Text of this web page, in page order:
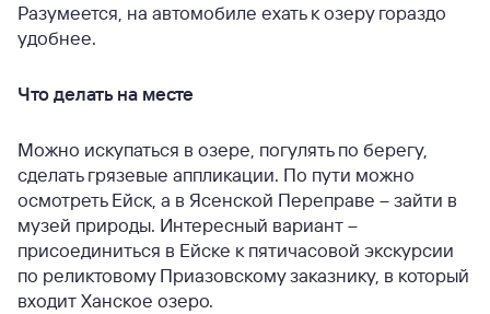
Разумеется, на автомобиле ехать к озеру гораздо
удобнее.
Что делать на месте
Можно искупаться в озере, погулять по берегу,
сделать грязевые аппликации. По пути можно
осмотреть Ейск, а в Ясенской Переправе – зайти в
музей природы. Интересный вариант –
присоединиться в Ейске к пятичасовой экскурсии
по реликтовому Приазовскому заказнику, в который
входит Ханское озеро.